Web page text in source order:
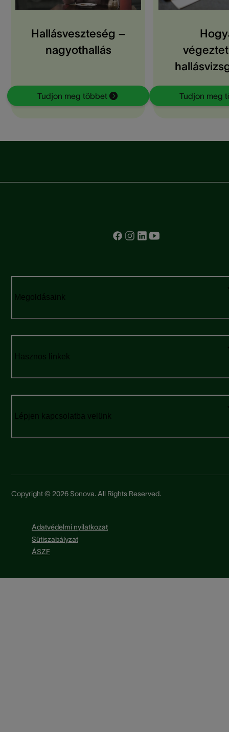
Hallásveszteség –
nagyothallás
Tudjon meg többet Tudjon meg
Megoldásaink
Hasznos linkek
Lépjen kapcsolatba velünk
Copyright © 2026 Sonova. All Rights Reserved.
Adatvédelmi nyilatkozat
Sütiszabályzat
ÁSZF